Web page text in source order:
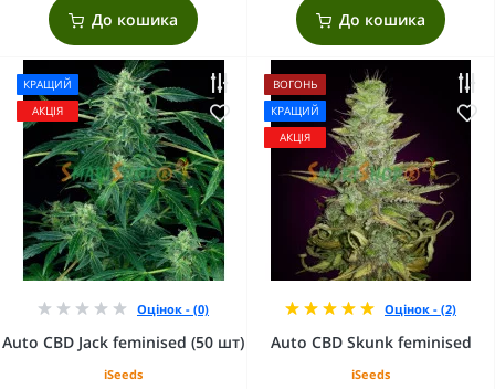
До кошика До кошика
КРАЩИЙ
АКЦІЯ
Оцінок - (0)
Auto CBD Jack feminised (50 шт)
iSeeds
ВОГОНЬ
КРАЩИЙ
АКЦІЯ
Оцінок - (2)
Auto CBD Skunk feminised
iSeeds